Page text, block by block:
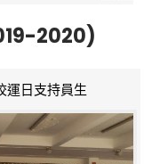
2020)
運日支持員生